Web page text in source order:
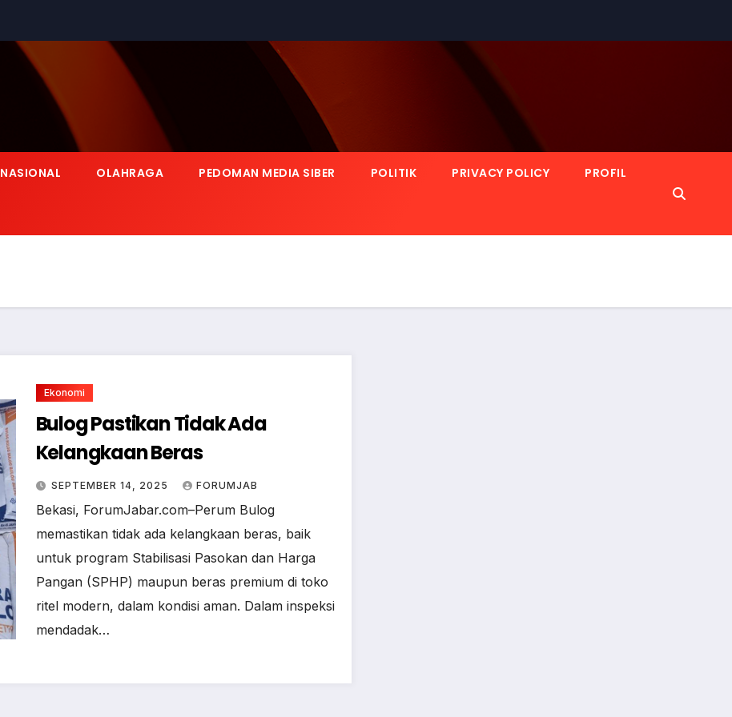
NASIONAL OLAHRAGA PEDOMAN MEDIA SIBER POLITIK PRIVACY POLICY PROFIL
Ekonomi
Bulog Pastikan Tidak Ada
Kelangkaan Beras
SEPTEMBER 14, 2025 FORUMJAB
Bekasi, ForumJabar.com–Perum Bulog
memastikan tidak ada kelangkaan beras, baik
untuk program Stabilisasi Pasokan dan Harga
Pangan (SPHP) maupun beras premium di toko
ritel modern, dalam kondisi aman. Dalam inspeksi
mendadak…